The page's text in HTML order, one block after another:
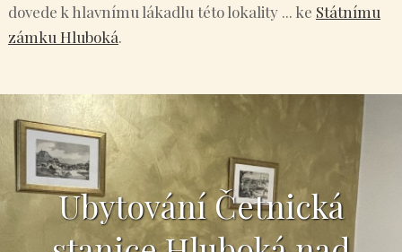
dovede k hlavnímu lákadlu této lokality ... ke Státnímu
zámku Hluboká.
Ubytování Četnická